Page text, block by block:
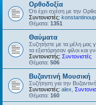
Ορθοδοξία
Ότι έχει σχέση με την
Συντονιστές:
Θέματα: 1351
Θαύματα
Συζητήστε με τα μέλη μας
τα εξιστόρησαν φίλοι και
Συντονιστής: Συντονιστές
Θέματα: 506
Βυζαντινή Μουσική
Συζήτηση για την
Συντονιστές: alex
Θέματα: 160